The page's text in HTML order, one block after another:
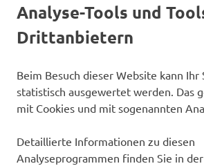
Analyse-Tools und
Drittanbietern
Beim Besuch dieser Website kann Ihr
statistisch ausgewertet werden. Das
mit Cookies und mit sogenannten
Detaillierte Informationen zu diesen
Analyseprogrammen finden Sie in